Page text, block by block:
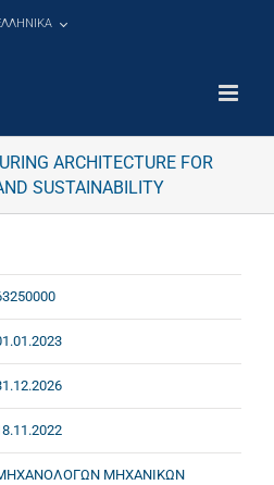
ARCHITECTURE FOR
SUSTAINABILITY
ΜΗΧΑΝΙΚΩΝ